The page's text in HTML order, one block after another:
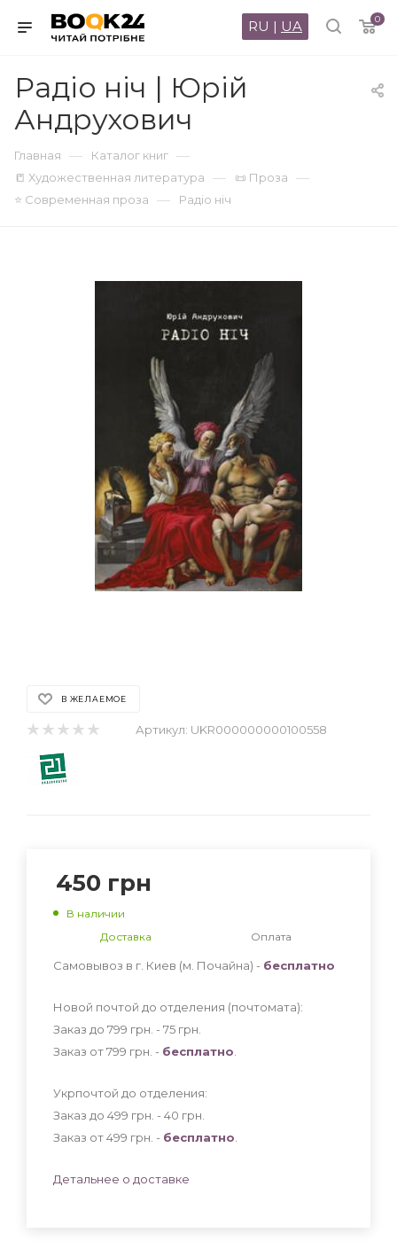
0
RU | UA
Радіо ніч | Юрій
Андрухович
Главная — Каталог книг —
📒 Художественная литература — 📜 Проза —
⭐ Современная проза — Радіо ніч
В ЖЕЛАЕМОЕ
Артикул: UKR000000000100558
450 грн
В наличии
Доставка
Оплата
Самовывоз в г. Киев (м. Почайна) - бесплатно
Новой почтой до отделения (почтомата):
Заказ до 799 грн. - 75 грн
Заказ от 799 грн. - бесплатно
Укрпочтой до отделения:
Заказ до 499 грн. - 40 грн
Заказ от 499 грн. - бесплатно
Детальнее о доставке